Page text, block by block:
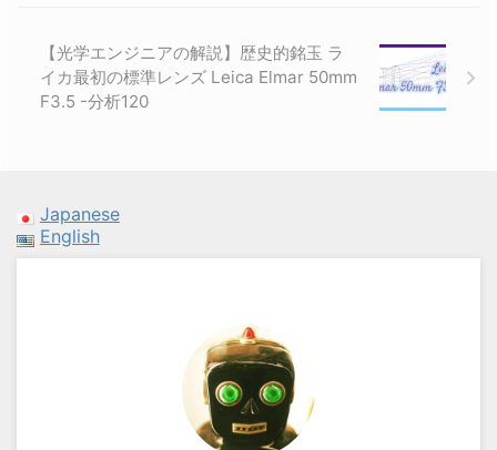
【光学エンジニアの解説】歴史的銘玉 ラ
イカ最初の標準レンズ Leica Elmar 50mm
F3.5 -分析120
Japanese
English